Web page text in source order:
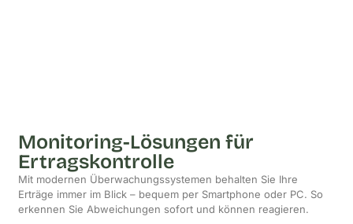
Monitoring-Lösungen für
Ertragskontrolle
Mit modernen Überwachungssystemen behalten Sie Ihre
Erträge immer im Blick – bequem per Smartphone oder PC. So
erkennen Sie Abweichungen sofort und können reagieren.